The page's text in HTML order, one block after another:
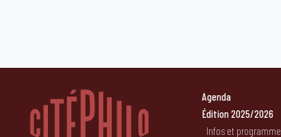
Agenda
Édition 2025/2026
Infos et programme